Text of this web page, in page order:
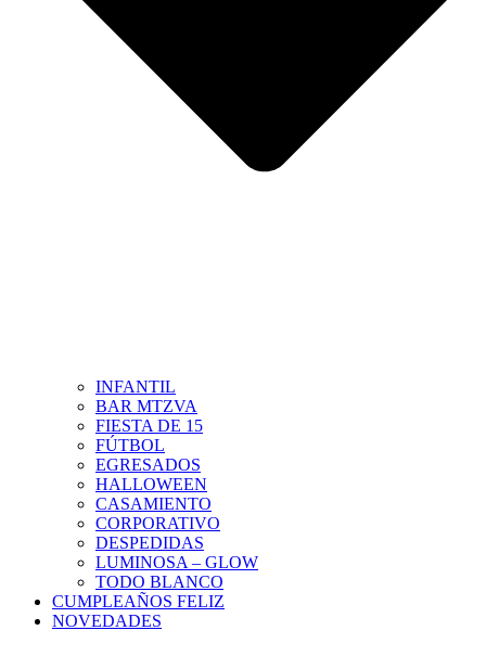
INFANTIL
BAR MTZVA
FIESTA DE 15
FÚTBOL
EGRESADOS
HALLOWEEN
CASAMIENTO
CORPORATIVO
DESPEDIDAS
LUMINOSA – GLOW
TODO BLANCO
CUMPLEAÑOS FELIZ
NOVEDADES